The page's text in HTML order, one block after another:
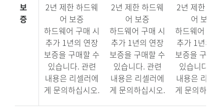
보
증
2년 제한 하드웨
어 보증
하드웨어 구매 시
추가 1년의 연장
보증을 구매할 수
있습니다. 관련
내용은 리셀러에
게 문의하십시오.
2년 제한 하드웨
어 보증
하드웨어 구매 시
추가 1년의 연장
보증을 구매할 수
있습니다. 관련
내용은 리셀러에
게 문의하십시오.
2년 제한 하
어 보증
하드웨어 구
추가 1년의
보증을 구매
있습니다.
내용은 리셀
게 문의하십